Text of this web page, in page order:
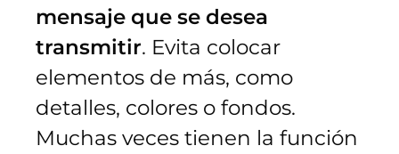
mensaje que se desea
transmitir. Evita colocar
elementos de más, como
detalles, colores o fondos.
Muchas veces tienen la función